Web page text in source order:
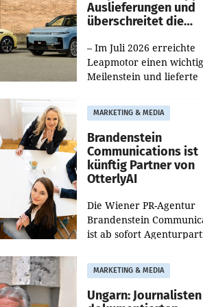
Auslieferungen und
überschreitet die
– Im Juli 2026 erreichte
Leapmotor einen
Meilenstein und lieferte
aus, womit sich das
gegenüber Juli 2025
verdoppelte (+102
MARKETING & MEDIA
Brandenstein
Communications ist
künftig Partner von
OtterlyAI
Die Wiener PR-Agentur
Brandenstein
ist ab sofort
Optimierungsplattform
OtterlyAI. Damit baut die
Agentur ihr
MARKETING & MEDIA
Ungarn: Journalisten